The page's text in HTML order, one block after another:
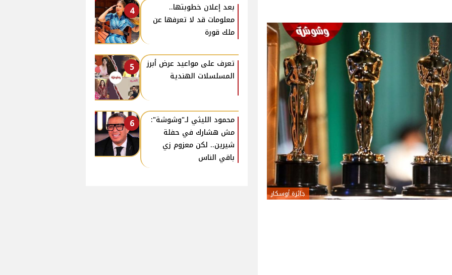
جائزة أوسكار
4
بعد إعلان خطوبتها..
معلومات قد لا تعرفها عن
ملك قورة
5
تعرف على مواعيد عرض أبرز
المسلسلات الهندية
6
محمود الليثي لـ"وشوشة":
مش هشارك في حفلة
شيرين.. لكن معزوم زي
باقي الناس